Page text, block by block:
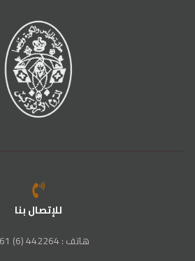
للإتصال بنا
هاتف : 442264 (6) 961+